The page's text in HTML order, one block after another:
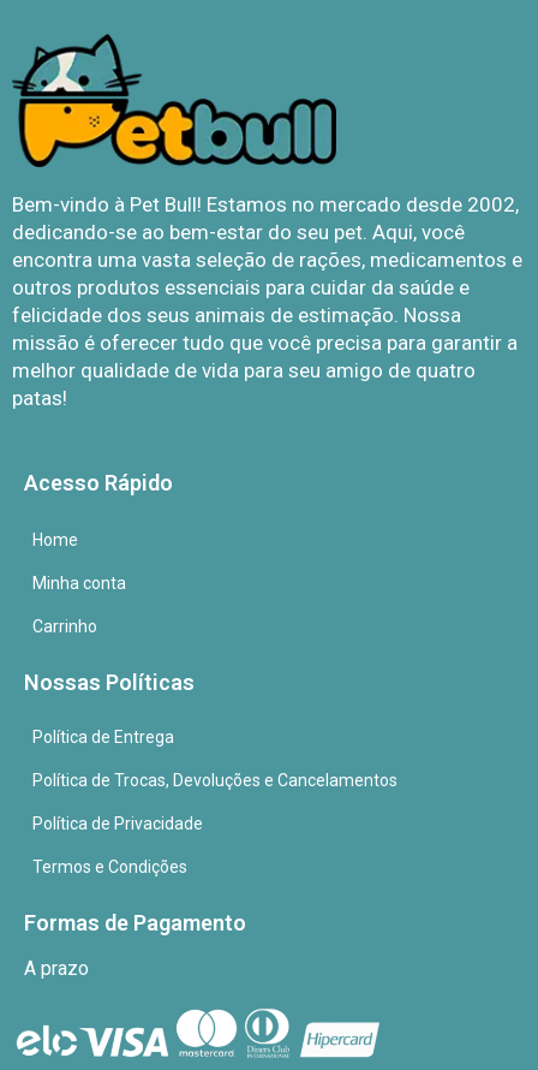
Bem-vindo à Pet Bull! Estamos no mercado desde 2002,
dedicando-se ao bem-estar do seu pet. Aqui, você
encontra uma vasta seleção de rações, medicamentos e
outros produtos essenciais para cuidar da saúde e
felicidade dos seus animais de estimação. Nossa
missão é oferecer tudo que você precisa para garantir a
melhor qualidade de vida para seu amigo de quatro
patas!
Acesso Rápido
Home
Minha conta
Carrinho
Nossas Políticas
Política de Entrega
Política de Trocas, Devoluções e Cancelamentos
Política de Privacidade
Termos e Condições
Formas de Pagamento
A prazo